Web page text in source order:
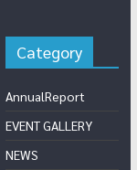
Category
AnnualReport
EVENT GALLERY
NEWS